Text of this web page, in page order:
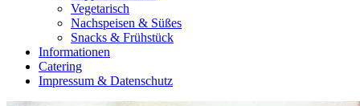
Vegetarisch
Nachspeisen & Süßes
Snacks & Frühstück
Informationen
Catering
Impressum & Datenschutz